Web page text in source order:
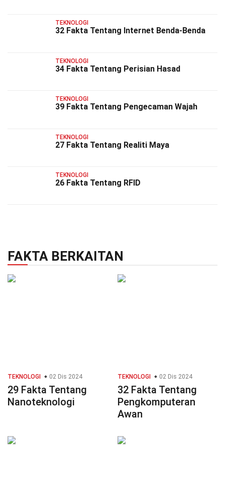
TEKNOLOGI
32 Fakta Tentang Internet Benda-Benda
TEKNOLOGI
34 Fakta Tentang Perisian Hasad
TEKNOLOGI
39 Fakta Tentang Pengecaman Wajah
TEKNOLOGI
27 Fakta Tentang Realiti Maya
TEKNOLOGI
26 Fakta Tentang RFID
FAKTA BERKAITAN
TEKNOLOGI 02 Dis 2024
29 Fakta Tentang
Nanoteknologi
TEKNOLOGI 02 Dis 2024
32 Fakta Tentang
Pengkomputeran
Awan